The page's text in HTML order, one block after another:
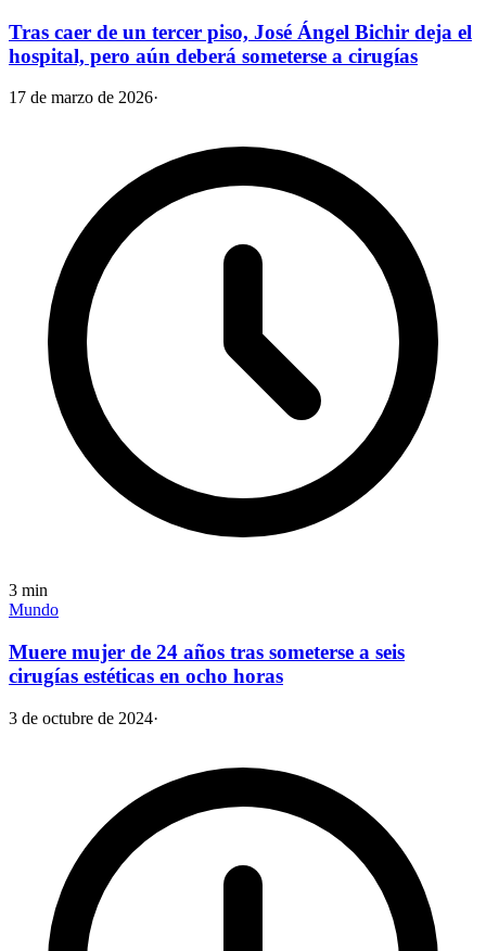
Tras caer de un tercer piso, José Ángel Bichir deja el
hospital, pero aún deberá someterse a cirugías
17 de marzo de 2026·
3 min
Mundo
Muere mujer de 24 años tras someterse a seis
cirugías estéticas en ocho horas
3 de octubre de 2024·